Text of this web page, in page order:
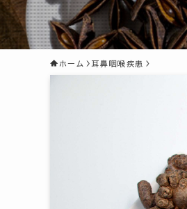
ホーム 耳鼻咽喉疾患